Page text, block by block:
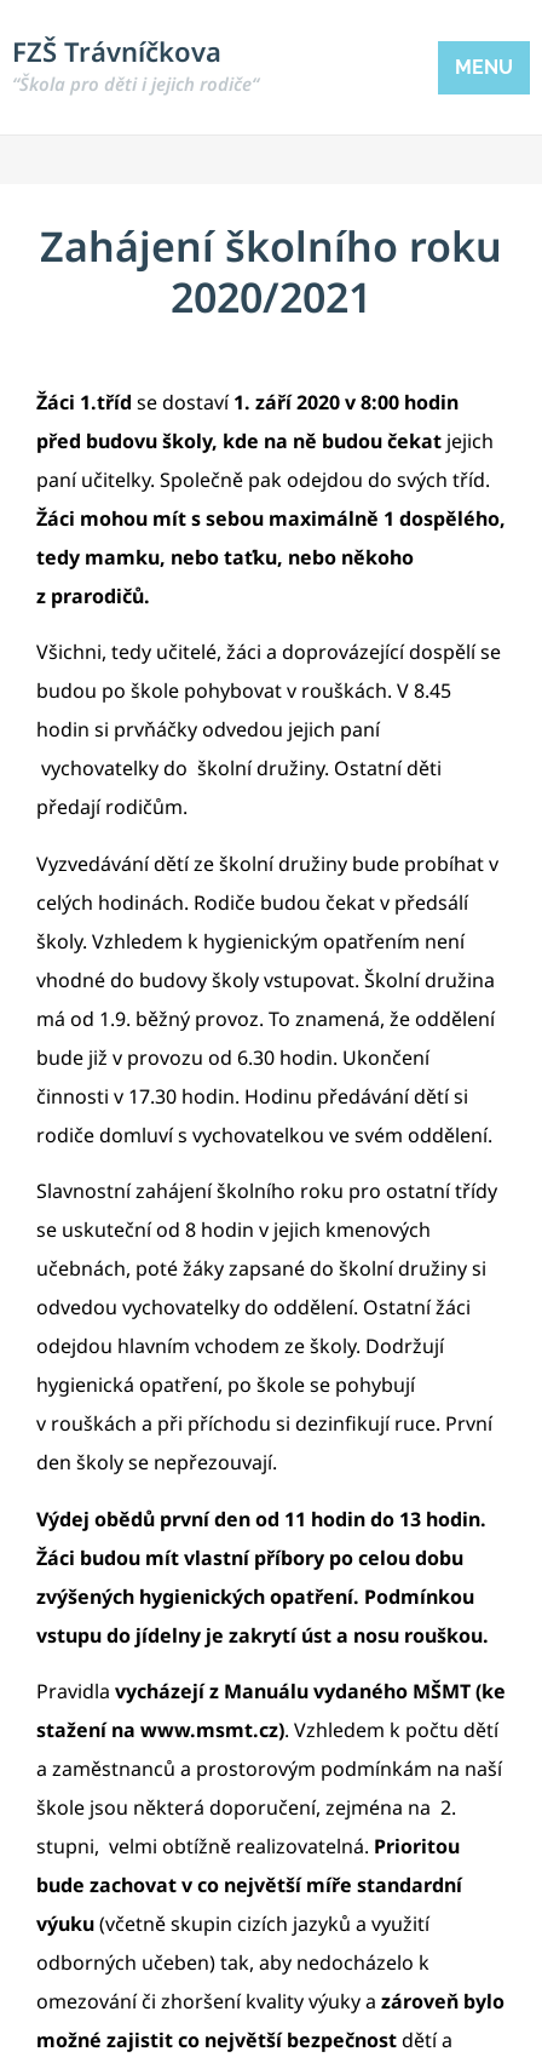
FZŠ Trávníčkova
“Škola pro děti i jejich rodiče“
MENU
Zahájení školního roku
2020/2021
Žáci 1.tříd se dostaví1. září 2020 v 8:00 hodin
před budovu školy, kde na ně budou čekat jejich
paní učitelky. Společně pak odejdou do svých tříd.
Žáci mohou mít s sebou maximálně 1 dospělého,
tedy mamku, nebo taťku, nebo někoho
z prarodičů.
Všichni, tedy učitelé, žáci a doprovázející dospělí se
budou po škole pohybovat v rouškách. V 8.45
hodin si prvňáčky odvedou jejich paní
vychovatelky do školní družiny. Ostatní děti
předají rodičům.
Vyzvedávání dětí ze školní družiny bude probíhat v
celých hodinách. Rodiče budou čekat v předsálí
školy. Vzhledem k hygienickým opatřením není
vhodné do budovy školy vstupovat. Školní družina
má od 1.9. běžný provoz. To znamená, že oddělení
bude již v provozu od 6.30 hodin. Ukončení
činnosti v 17.30 hodin. Hodinu předávání dětí si
rodiče domluví s vychovatelkou ve svém oddělení.
Slavnostní zahájení školního roku pro ostatní třídy
se uskuteční od 8 hodin v jejich kmenových
učebnách, poté žáky zapsané do školní družiny si
odvedou vychovatelky do oddělení. Ostatní žáci
odejdou hlavním vchodem ze školy. Dodržují
hygienická opatření, po škole se pohybují
v rouškách a při příchodu si dezinfikují ruce. První
den školy se nepřezouvají.
Výdej obědů první den od 11 hodin do 13 hodin.
Žáci budou mít vlastní příbory po celou dobu
zvýšených hygienických opatření. Podmínkou
vstupu do jídelny je zakrytí úst a nosu rouškou.
Pravidla vycházejí z Manuálu vydaného MŠMT (ke
stažení na www.msmt.cz). Vzhledem k počtu dětí
a zaměstnanců a prostorovým podmínkám na naší
škole jsou některá doporučení, zejména na 2.
stupni, velmi obtížně realizovatelná. Prioritou
bude zachovat v co největší míře standardní
výuku(včetně skupin cizích jazyků a využití
odborných učeben) tak, aby nedocházelo k
omezování či zhoršení kvality výuky a zároveň bylo
možné zajistit co největší bezpečnostdětí a